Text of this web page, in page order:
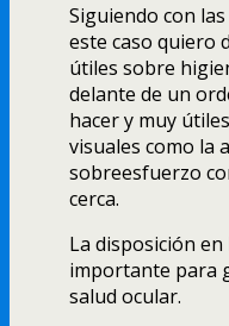
Siguiendo con
este caso quiero
útiles sobre
delante de un
hacer y muy
visuales como la
sobreesfuerzo
cerca.
La disposición
importante para
salud ocular.